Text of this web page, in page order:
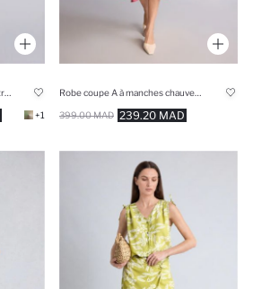
+1 239.20 MAD
399.00 MAD